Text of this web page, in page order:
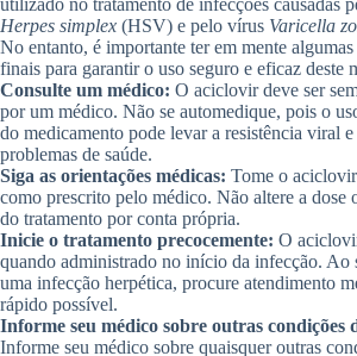
Herpes simplex (HSV) e pelo vírus Varicella
No entanto, é importante ter em mente
finais para garantir o uso seguro e eficaz deste
Consulte um médico: O aciclovir deve ser
por um médico. Não se automedique, pois o
do medicamento pode levar a resistência viral
problemas de saúde.
Siga as orientações médicas: Tome o
como prescrito pelo médico. Não altere a dose
do tratamento por conta própria.
Inicie o tratamento precocemente: O
quando administrado no início da infecção. Ao
uma infecção herpética, procure atendimento
rápido possível.
Informe seu médico sobre outras condições
Informe seu médico sobre quaisquer outras